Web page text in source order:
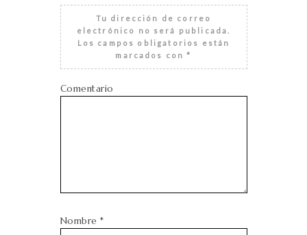
Tu dirección de correo
electrónico no será publicada.
Los campos obligatorios están
marcados con *
Comentario
Nombre *